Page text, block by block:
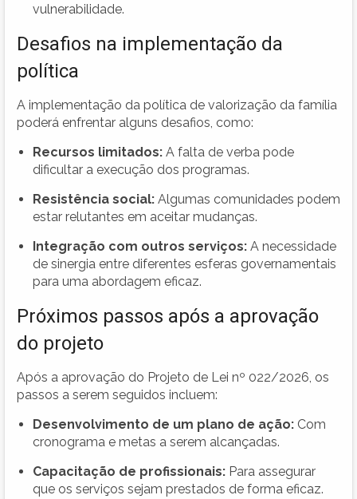
vulnerabilidade.
Desafios na implementação da
política
A implementação da política de valorização da família
poderá enfrentar alguns desafios, como:
Recursos limitados: A falta de verba pode
dificultar a execução dos programas.
Resistência social: Algumas comunidades podem
estar relutantes em aceitar mudanças.
Integração com outros serviços: A necessidade
de sinergia entre diferentes esferas governamentais
para uma abordagem eficaz.
Próximos passos após a aprovação
do projeto
Após a aprovação do Projeto de Lei nº 022/2026, os
passos a serem seguidos incluem:
Desenvolvimento de um plano de ação: Com
cronograma e metas a serem alcançadas.
Capacitação de profissionais: Para assegurar
que os serviços sejam prestados de forma eficaz.